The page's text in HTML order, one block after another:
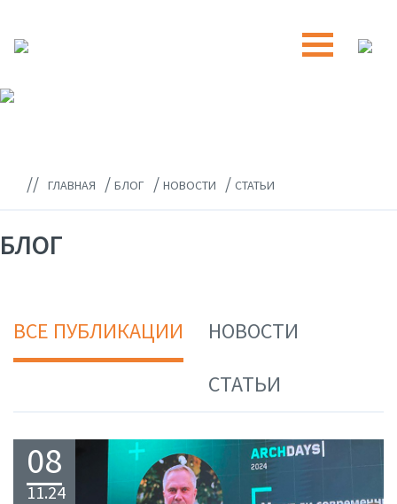
// ГЛАВНАЯ / БЛОГ / НОВОСТИ / СТАТЬИ
БЛОГ
ВСЕ ПУБЛИКАЦИИ
НОВОСТИ
СТАТЬИ
08
11.24